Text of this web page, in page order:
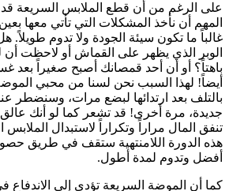
على الرغم من أن قطع الملابس السريعة قد
المهم أن نأخذ المشكلات التي تأتي معها
غالباً ما تكون سيئة الجودة ولا تدوم طويلاً.
الوبر الذي يظهر على القماش أو لاحظت
باهتاً؟ أو أن أحد قمصانك أصبح صغيراً بعد
أيضاً! لهذا السبب نحن لسنا من محبي
بالتلف بعد ارتدائها لبضع مرات، وسنضطر
جديدة، مرة أخرى! قد تشعر كما لو أنك
تنفق المال مراراً وتكراراً لاستبدال الملابس
هذه الدورة اللامنتهية ستقف في طريق
أفضل وتدوم لمدة أطول.
كما أن الموضة السريعة تؤدي إلى الاندفاع